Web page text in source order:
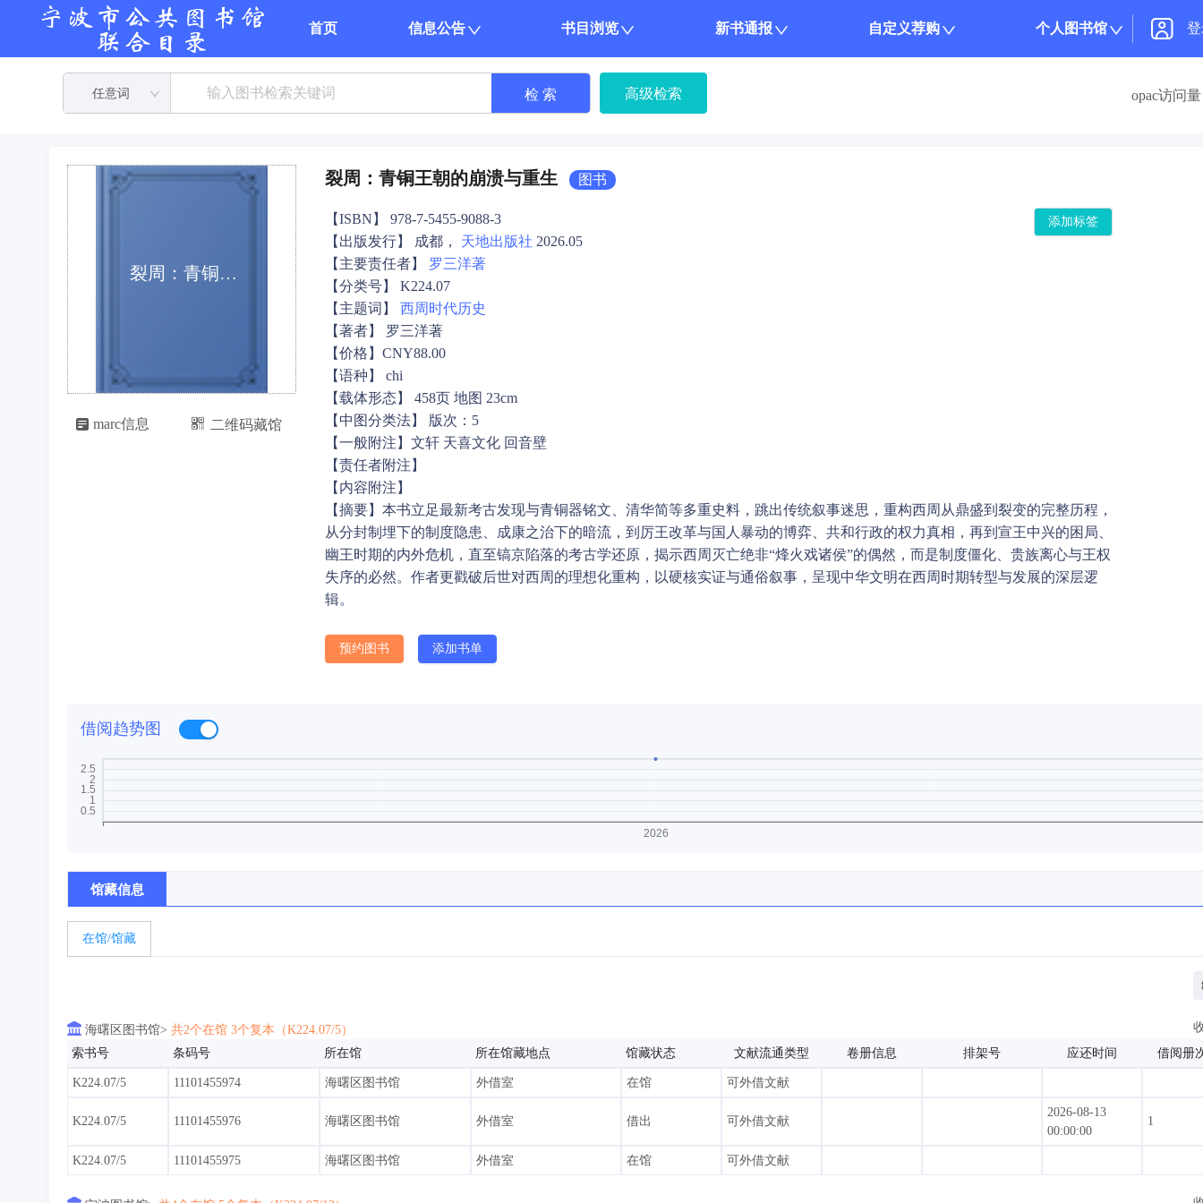
首页 信息公告 书目浏览 新书通报 自定义荐购 个人图书馆
任意词 检 索 高级检索 opac访问
裂周：青铜王朝的崩溃与重生
 marc信息  二维码藏馆
裂周：青铜王朝的崩溃与重生 图书
【ISBN】 978-7-5455-9088-3
【出版发行】 成都， 天地出版社 2026.05
【主要责任者】 罗三洋著
【分类号】 K224.07
【主题词】 西周时代历史
【著者】 罗三洋著
【价格】CNY88.00
【语种】 chi
【载体形态】 458页 地图 23cm
【中图分类法】 版次：5
【一般附注】文轩 天喜文化 回音壁
【责任者附注】
【内容附注】
【摘要】本书立足最新考古发现与青铜器铭文、清华简等多重史料，跳出传统叙事迷思，重构西周从鼎盛到裂变的完整历程，
从分封制埋下的制度隐患、成康之治下的暗流，到厉王改革与国人暴动的博弈、共和行政的权力真相，再到宣王中兴的困局、
幽王时期的内外危机，直至镐京陷落的考古学还原，揭示西周灭亡绝非“烽火戏诸侯”的偶然，而是制度僵化、贵族离心与王权
失序的必然。作者更戳破后世对西周的理想化重构，以硬核实证与通俗叙事，呈现中华文明在西周时期转型与发展的深层逻
辑。
添加标签
预约图书 添加书单
借阅趋势图
馆藏信息
在馆/馆藏
 海曙区图书馆> 共2个在馆 3个复本（K224.07/5）
索书号
条码号 所在馆 所在馆藏地点 馆藏状态 文献流通类型 卷册信息 排架号 应还时间 借阅册
K224.07/5 11101455974 海曙区图书馆 外借室 在馆 可外借文献
K224.07/5 11101455976 海曙区图书馆 外借室 借出 可外借文献
2026-08-13
00:00:00
1
K224.07/5 11101455975 海曙区图书馆 外借室 在馆 可外借文献